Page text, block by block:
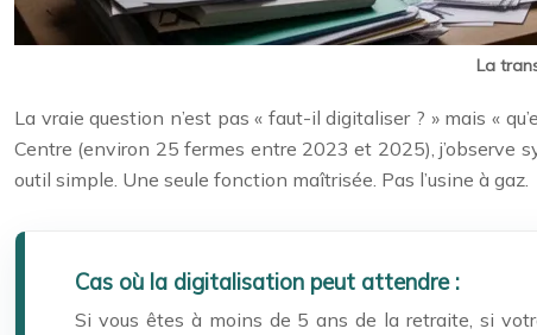
La
La vraie question n’est pas « faut-il digitaliser ? » mais «
Centre (environ 25 fermes entre 2023 et 2025), j’observe
outil simple. Une seule fonction maîtrisée. Pas l’usine à gaz.
Cas où la digitalisation peut attendre :
Si vous êtes à moins de 5 ans de la retraite, si